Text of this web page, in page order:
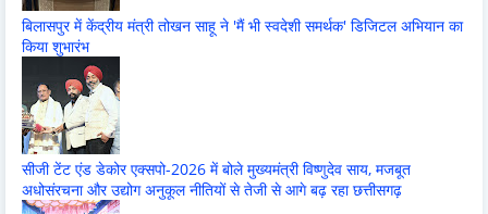
बिलासपुर में केंद्रीय मंत्री तोखन साहू ने 'मैं भी स्वदेशी समर्थक' डिजिटल अभियान का
किया शुभारंभ
सीजी टेंट एंड डेकोर एक्सपो-2026 में बोले मुख्यमंत्री विष्णुदेव साय, मजबूत
अधोसंरचना और उद्योग अनुकूल नीतियों से तेजी से आगे बढ़ रहा छत्तीसगढ़